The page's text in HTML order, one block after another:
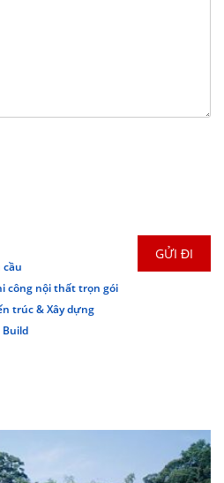
cầu
công nội thất trọn gói
trúc & Xây dựng
Build